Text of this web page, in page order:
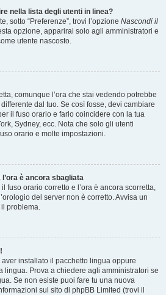
nella lista degli utenti in linea?
sotto “Preferenze”, trovi l’opzione Nascondi il
opzione, apparirai solo agli amministratori e
utente nascosto.
comunque l’ora che stai vedendo potrebbe
dal tuo. Se così fosse, devi cambiare
il fuso orario e farlo coincidere con la tua
Sydney, ecc. Nota che solo gli utenti
orario e molte impostazioni.
è ancora sbagliata
fuso orario corretto e l’ora è ancora scorretta,
del server non è corretto. Avvisa un
problema.
aver installato il pacchetto lingua oppure
lingua. Prova a chiedere agli amministratori se
Se non esiste puoi fare tu una nuova
sul sito di phpBB Limited (trovi il